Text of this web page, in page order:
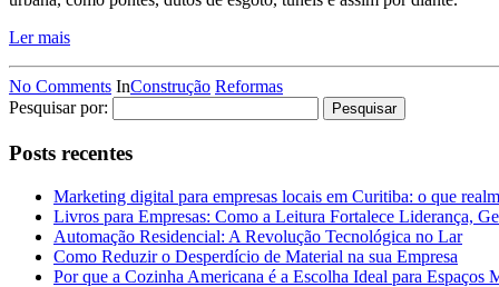
Ler mais
No Comments InConstrução Reformas
Pesquisar por:
Posts recentes
Marketing digital para empresas locais em Curitiba: o que
Livros para Empresas: Como a Leitura Fortalece Liderança,
Automação Residencial: A Revolução Tecnológica no Lar
Como Reduzir o Desperdício de Material na sua Empresa
Por que a Cozinha Americana é a Escolha Ideal para Espaços